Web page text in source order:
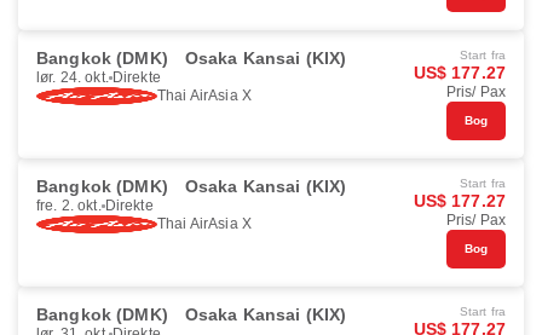
Bangkok (DMK) Osaka Kansai (KIX)
lør. 24. okt. Direkte
Thai AirAsia X
Start fra
US$ 177.27
Pris/ Pax
Bog
Bangkok (DMK) Osaka Kansai (KIX)
fre. 2. okt. Direkte
Thai AirAsia X
Start fra
US$ 177.27
Pris/ Pax
Bog
Bangkok (DMK) Osaka Kansai (KIX) Start fra
US$ 177.27